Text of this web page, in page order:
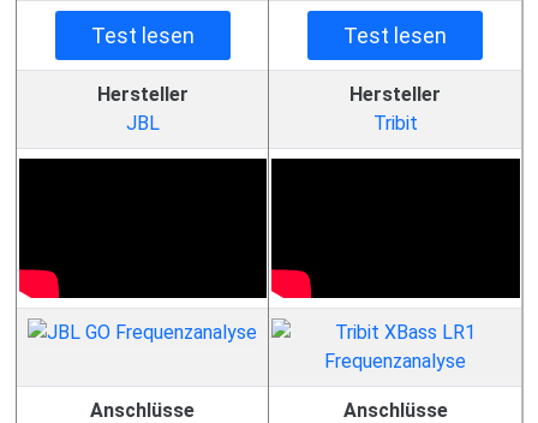
Test lesen Test lesen
Hersteller
JBL
Hersteller
Tribit
Anschlüsse
Anschlüsse